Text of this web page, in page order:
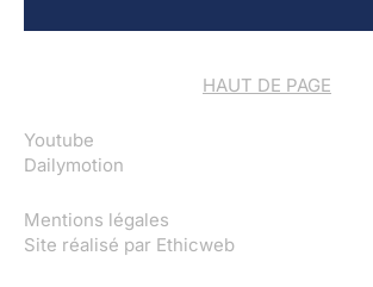
HAUT DE PAGE
Youtube
Dailymotion
Mentions légales
Site réalisé par Ethicweb